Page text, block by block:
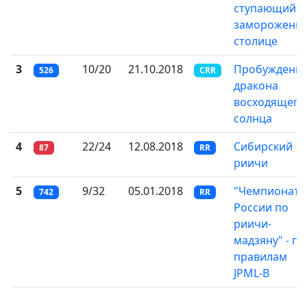
ступающий
столице
3
526 10/20 21.10.2018 CRR
дракона
восходящего
солнца
4
87 22/24 12.08.2018 RR
Сибирский
риичи
5
742 9/32 05.01.2018 RR
"Чемпионат
России по
риичи-
мадзяну" - по
правилам
JPML-B